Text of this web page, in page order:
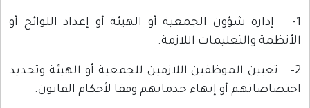
1- إدارة شؤون الجمعية أو الهيئة أو إعداد اللوائح أو
الأنظمة والتعليمات اللازمة.
2- تعيين الموظفين اللازمين للجمعية أو الهيئة وتحديد
اختصاصاتهم أو إنهاء خدماتهم وفقا لأحكام القانون.